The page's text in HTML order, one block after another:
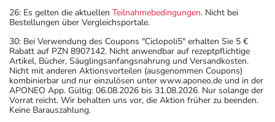
26: Es gelten die aktuellen Teilnahmebedingungen. Nicht bei
Bestellungen über Vergleichsportale.
30: Bei Verwendung des Coupons "Ciclopoli5" erhalten Sie 5 €
Rabatt auf PZN 8907142. Nicht anwendbar auf rezeptpflichtige
Artikel, Bücher, Säuglingsanfangsnahrung und Versandkosten.
Nicht mit anderen Aktionsvorteilen (ausgenommen Coupons)
kombinierbar und nur einzulösen unter www.aponeo.de und in der
APONEO App. Gültig: 06.08.2026 bis 31.08.2026. Nur solange der
Vorrat reicht. Wir behalten uns vor, die Aktion früher zu beenden.
Keine Barauszahlung.